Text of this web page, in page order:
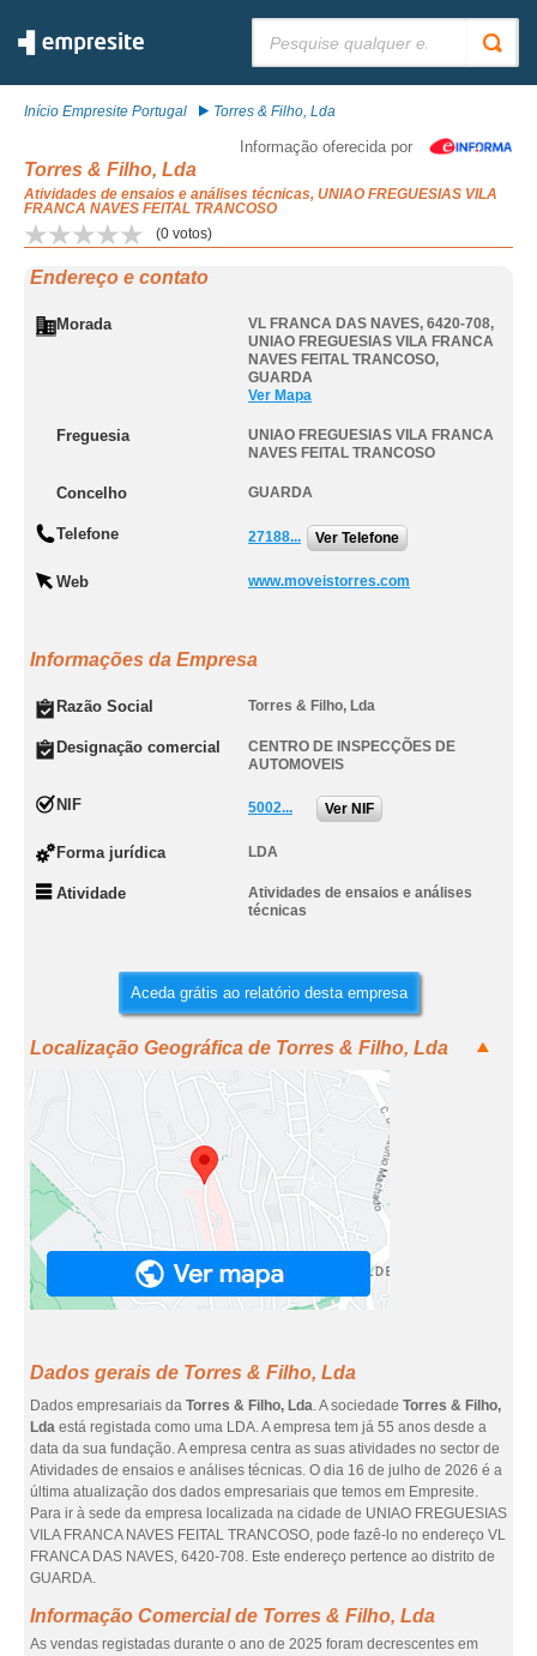
Início Empresite Portugal Torres & Filho, Lda
Informação oferecida por
Torres & Filho, Lda
Atividades de ensaios e análises técnicas, UNIAO FREGUESIAS VILA
FRANCA NAVES FEITAL TRANCOSO
(0 votos)
Endereço e contato
Morada VL FRANCA DAS NAVES, 6420-708,
UNIAO FREGUESIAS VILA FRANCA
NAVES FEITAL TRANCOSO,
GUARDA
Ver Mapa
Freguesia
UNIAO FREGUESIAS VILA FRANCA
NAVES FEITAL TRANCOSO
Concelho GUARDA
Telefone 27188... Ver Telefone
Web www.moveistorres.com
Informações da Empresa
Razão Social Torres & Filho, Lda
Designação comercial
CENTRO DE INSPECÇÕES DE
AUTOMOVEIS
NIF 5002... Ver NIF
Forma jurídica LDA
Atividade
Atividades de ensaios e análises
técnicas
Aceda grátis ao relatório desta empresa
Localização Geográfica de Torres & Filho, Lda
Dados gerais de Torres & Filho, Lda
Dados empresariais da Torres & Filho, Lda. A sociedade Torres & Filho,
Lda está registada como uma LDA. A empresa tem já 55 anos desde a
data da sua fundação. A empresa centra as suas atividades no sector de
Atividades de ensaios e análises técnicas. O dia 16 de julho de 2026 é a
última atualização dos dados empresariais que temos em Empresite.
Para ir à sede da empresa localizada na cidade de UNIAO FREGUESIAS
VILA FRANCA NAVES FEITAL TRANCOSO, pode fazê-lo no endereço VL
FRANCA DAS NAVES, 6420-708. Este endereço pertence ao distrito de
GUARDA.
Informação Comercial de Torres & Filho, Lda
As vendas registadas durante o ano de 2025 foram decrescentes em